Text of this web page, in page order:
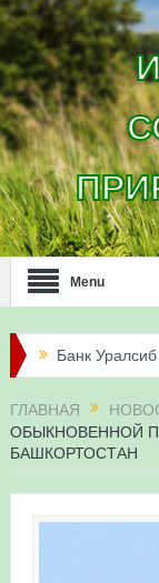
Menu
Банк
Итоги акции
Три птенца
ГЛАВНАЯ
ОБЫКНОВЕННОЙ
БАШКОРТОСТАН